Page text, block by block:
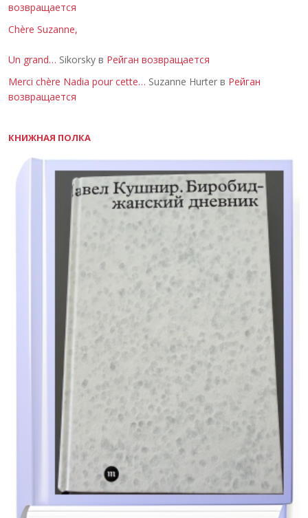
возвращается
Chère Suzanne,
Un grand… Sikorsky в Рейган возвращается
Merci chère Nadia pour cette… Suzanne Hurter в Рейган
возвращается
КНИЖНАЯ ПОЛКА